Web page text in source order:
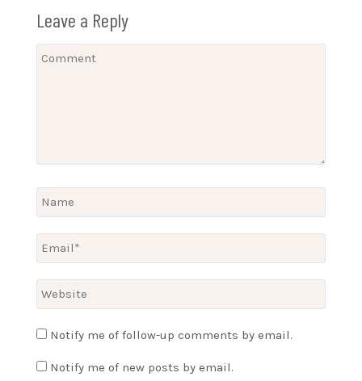
Leave a Reply
Notify me of follow-up comments by email.
Notify me of new posts by email.